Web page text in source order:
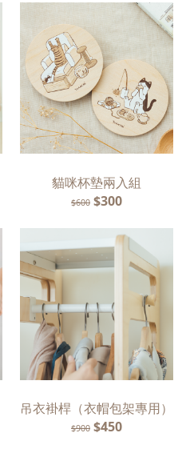
貓咪杯墊兩入組
$600 $300
吊衣褂桿（衣帽包架專用）
$900 $450